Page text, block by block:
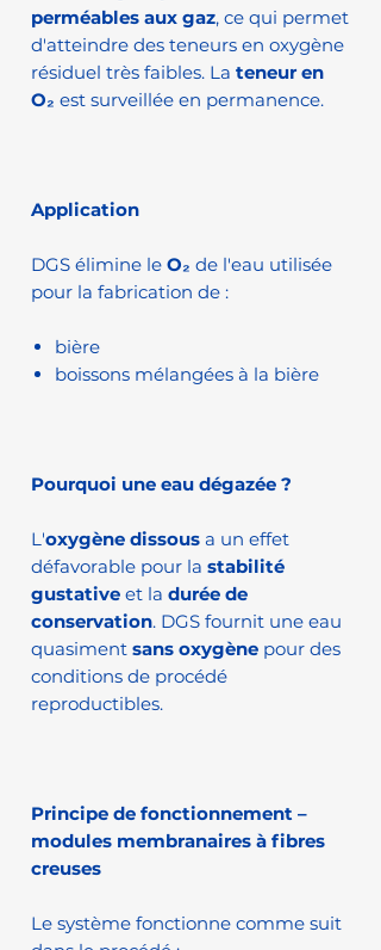
perméables aux gaz, ce qui permet
d'atteindre des teneurs en oxygène
résiduel très faibles. La teneur en
O₂ est surveillée en permanence.
Application
DGS élimine le O₂ de l'eau utilisée
pour la fabrication de :
bière
boissons mélangées à la bière
Pourquoi une eau dégazée ?
L'oxygène dissous a un effet
défavorable pour la stabilité
gustative et la durée de
conservation. DGS fournit une eau
quasiment sans oxygène pour des
conditions de procédé
reproductibles.
Principe de fonctionnement –
modules membranaires à fibres
creuses
Le système fonctionne comme suit